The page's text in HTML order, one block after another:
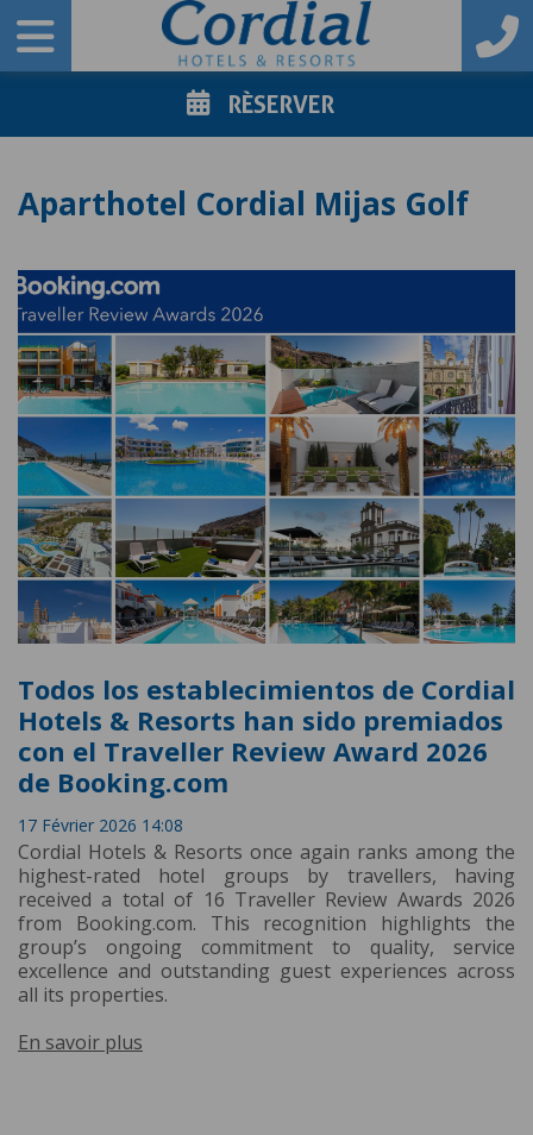
RÈSERVER
Aparthotel Cordial Mijas Golf
Todos los establecimientos de Cordial
Hotels & Resorts han sido premiados
con el Traveller Review Award 2026
de Booking.com
17 Février 2026 14:08
Cordial Hotels & Resorts once again ranks among the
highest-rated hotel groups by travellers, having
received a total of 16 Traveller Review Awards 2026
from Booking.com. This recognition highlights the
group’s ongoing commitment to quality, service
excellence and outstanding guest experiences across
all its properties.
En savoir plus